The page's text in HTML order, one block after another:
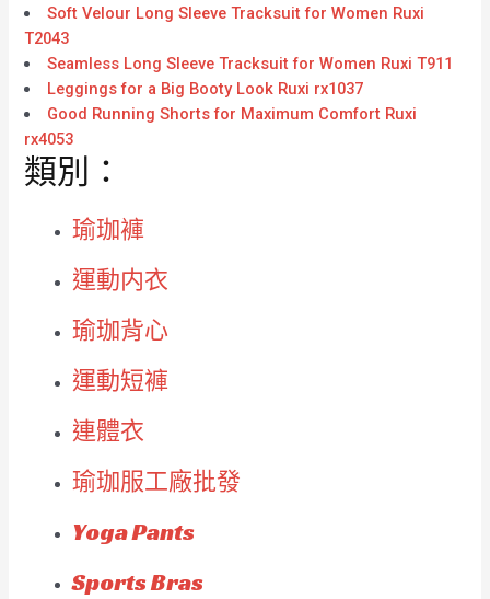
Soft Velour Long Sleeve Tracksuit for Women Ruxi
T2043
Seamless Long Sleeve Tracksuit for Women Ruxi T911
Leggings for a Big Booty Look Ruxi rx1037
Good Running Shorts for Maximum Comfort Ruxi
rx4053
類別：
瑜珈褲
運動内衣
瑜珈背心
運動短褲
連體衣
瑜珈服工廠批發
Yoga Pants
Sports Bras